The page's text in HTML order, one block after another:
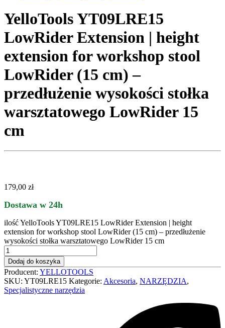
YelloTools YT09LRE15
LowRider Extension | height
extension for workshop stool
LowRider (15 cm) –
przedłużenie wysokości stołka
warsztatowego LowRider 15
cm
179,00 zł
Dostawa w 24h
ilość YelloTools YT09LRE15 LowRider Extension | height
extension for workshop stool LowRider (15 cm) – przedłużenie
wysokości stołka warsztatowego LowRider 15 cm
Dodaj do koszyka
Producent: YELLOTOOLS
SKU: YT09LRE15 Kategorie: Akcesoria, NARZĘDZIA,
Specjalistyczne narzędzia